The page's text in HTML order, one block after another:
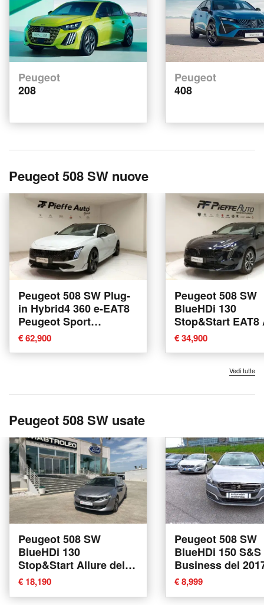
Peugeot
208
Peugeot
408
Peugeot 508 SW nuove
Peugeot 508 SW Plug-
in Hybrid4 360 e-EAT8
Peugeot Sport
Engineered nuova a
Teramo
€ 62,900
Peugeot 508 SW
BlueHDi 130
Stop&Start EAT8
Pack nuova a
€ 34,900
Vedi tutte
Peugeot 508 SW usate
Peugeot 508 SW
BlueHDi 130
Stop&Start Allure del
2021 usata a Tricase
€ 18,190
Peugeot 508 SW
BlueHDi 150 S&S
Business del
usata a Villorba
€ 8,999